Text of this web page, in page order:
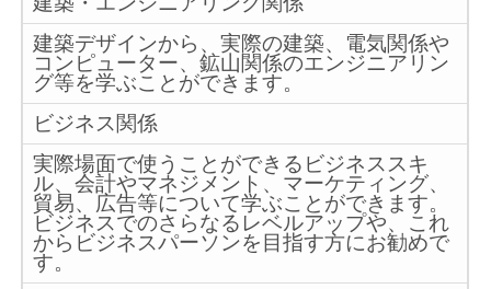
建築デザインから、実際の建築、電気関係や
コンピューター、鉱山関係のエンジニアリン
グ等を学ぶことができます。
ビジネス関係
実際場面で使うことができるビジネススキ
ル、会計やマネジメント、マーケティング、
貿易、広告等について学ぶことができます。
ビジネスでのさらなるレベルアップや、これ
からビジネスパーソンを目指す方にお勧めで
す。